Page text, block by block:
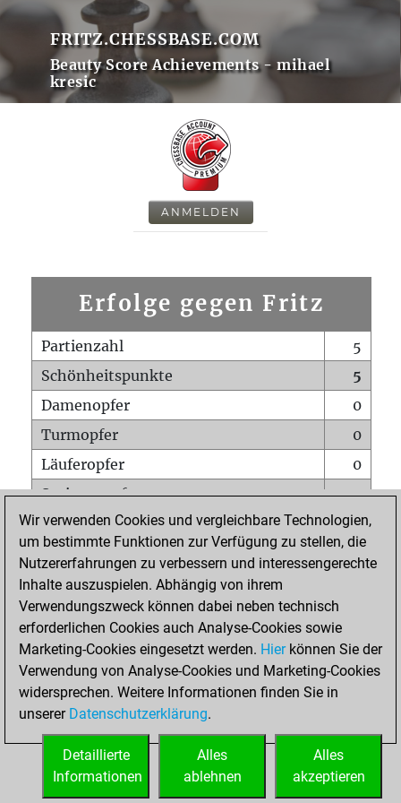
FRITZ.CHESSBASE.COM
Beauty Score Achievements - mihael
kresic
ANMELDEN
Erfolge gegen Fritz
Partienzahl
5
Schönheitspunkte
5
Damenopfer
0
Turmopfer
0
Läuferopfer
0
Springeropfer
1
Bauernopfer
1
Matt auf vollem Brett
0
Bauer setzt Matt
Erstickte Matts
Unterverwandlungen
0
Türme auf der siebten
0
STARTSEITE
Wir verwenden Cookies und vergleichbare Technologien,
um bestimmte Funktionen zur Verfügung zu stellen, die
Nutzererfahrungen zu verbessern und interessengerechte
Inhalte auszuspielen. Abhängig von ihrem
Verwendungszweck können dabei neben technisch
erforderlichen Cookies auch Analyse-Cookies sowie
Marketing-Cookies eingesetzt werden. Hierkönnen Sie der
Verwendung von Analyse-Cookies und Marketing-Cookies
widersprechen. Weitere Informationen finden Sie in
unserer Datenschutzerklärung.
Alles
akzeptieren
Alles
ablehnen
Detaillierte
Informationen